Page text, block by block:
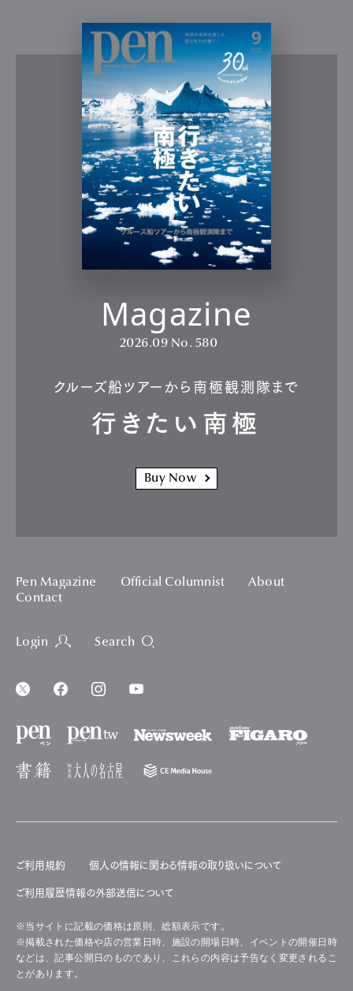
Magazine
2026.09 No. 580
クルーズ船ツアーから南極観測隊まで
行きたい南極
Buy Now
Pen Magazine Official Columnist
About
Contact
Login Search
ご利用規約 個人の情報に関わる情報の取り扱いについて
ご利用履歴情報の外部送信について
※当サイトに記載の価格は原則、総額表示です。
※掲載された価格や店の営業日時、施設の開場日時、イベントの開催日時
などは、記事公開日のものであり、これらの内容は予告なく変更されるこ
とがあります。